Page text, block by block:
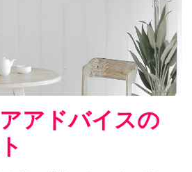
アドバイスの